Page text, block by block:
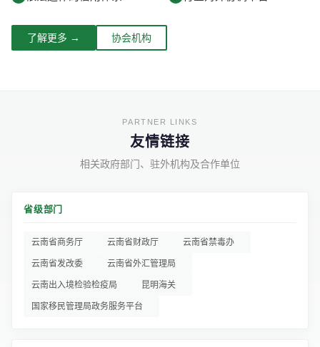
了解更多 → 协会机构
友情链接
相关政府部门、驻外机构及合作单位
省级部门
云南省商务厅 云南省财政厅 云南省禁毒办
云南省发改委 云南省外汇管理局
云南出入境检验检疫局 昆明海关
国家移民管理局政务服务平台